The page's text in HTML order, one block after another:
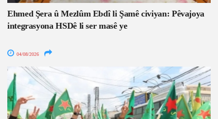
Ehmed Şera û Mezlûm Ebdî li Şamê civiyan: Pêvajoya
integrasyona HSDê li ser masê ye
04/08/2026